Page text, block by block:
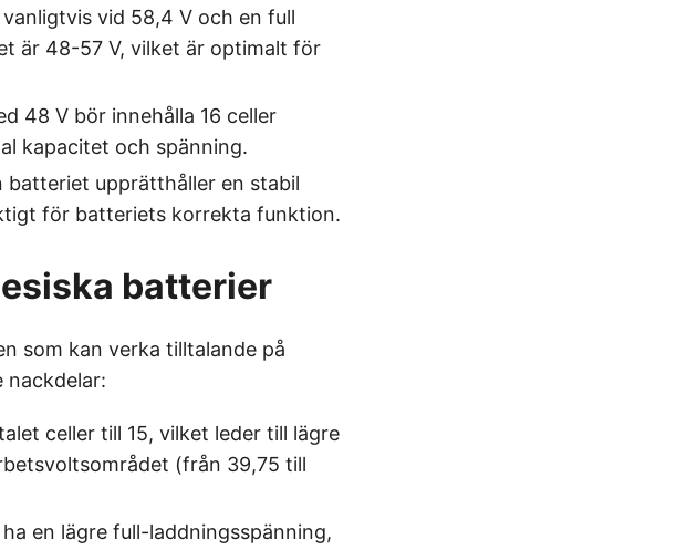
vid 58,4 V och en full
är 48-57 V, vilket är optimalt för
48 V bör innehålla 16 celler
kapacitet och spänning.
batteriet upprätthåller en stabil
för batteriets korrekta funktion.
batterier
som kan verka tilltalande på
nackdelar:
celler till 15, vilket leder till lägre
(från 39,75 till
en lägre full-laddningsspänning,